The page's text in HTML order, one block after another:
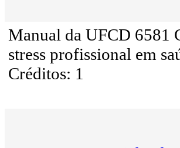
Manual da UFCD 6581
stress profissional em
Créditos: 1